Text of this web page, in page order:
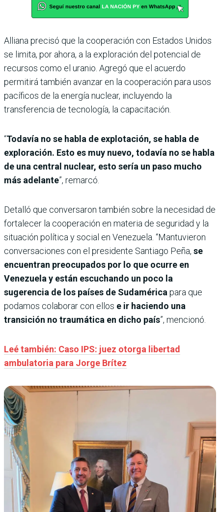
Alliana precisó que la cooperación con Estados Unidos
se limita, por ahora, a la exploración del potencial de
recursos como el uranio. Agregó que el acuerdo
permitirá también avanzar en la cooperación para usos
pacíficos de la energía nuclear, incluyendo la
transferencia de tecnología, la capacitación.
“Todavía no se habla de explotación, se habla de
exploración. Esto es muy nuevo, todavía no se habla
de una central nuclear, esto sería un paso mucho
más adelante”, remarcó.
Detalló que conversaron también sobre la necesidad de
fortalecer la cooperación en materia de seguridad y la
situación política y social en Venezuela. “Mantuvieron
conversaciones con el presidente Santiago Peña, se
encuentran preocupados por lo que ocurre en
Venezuela y están escuchando un poco la
sugerencia de los países de Sudamérica para que
podamos colaborar con ellos e ir haciendo una
transición no traumática en dicho país”, mencionó.
Leé también: Caso IPS: juez otorga libertad
ambulatoria para Jorge Brítez